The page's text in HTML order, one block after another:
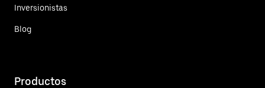
Inversionistas
Blog
Productos